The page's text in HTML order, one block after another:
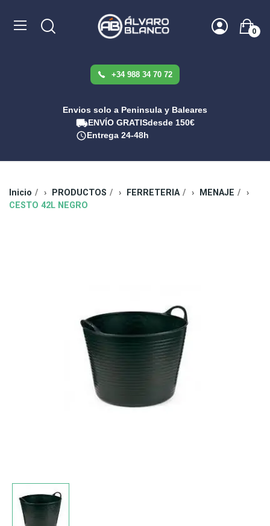
0
+34 988 34 70 72
Envios solo a Peninsula y Baleares
ENVÍO GRATISdesde 150€
Entrega 24-48h
Inicio PRODUCTOS FERRETERIA
MENAJE
CESTO 42L NEGRO